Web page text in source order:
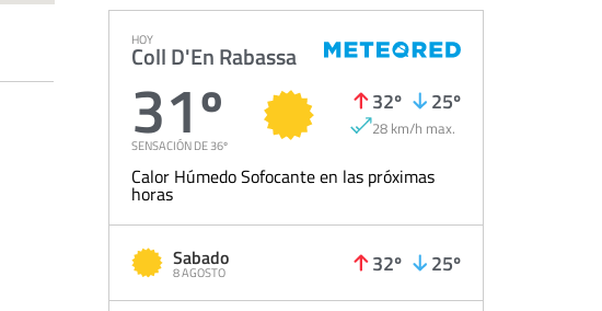
HOY
Coll D'En Rabassa
31º
SENSACIÓN DE 36º
32º 25º
28 km/h max.
Calor Húmedo Sofocante en las próximas
horas
Sabado
8 AGOSTO 32º 25º